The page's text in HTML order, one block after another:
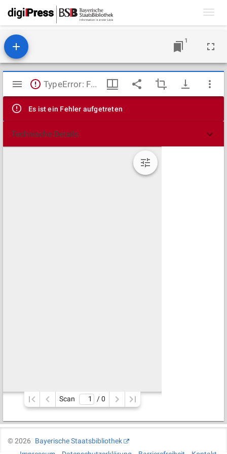
1
Mirador
Viewer
TypeError: Failed to fetch
Es ist ein Fehler aufgetreten
Technische Details
Scan / 0
©2026
Bayerische Staatsbibliothek